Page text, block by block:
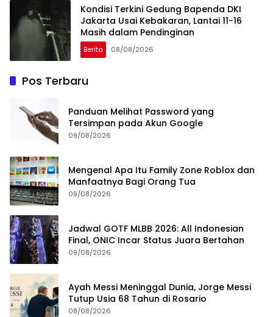
Kondisi Terkini Gedung Bapenda DKI
Jakarta Usai Kebakaran, Lantai 11-16
Masih dalam Pendinginan
Berita 08/08/2026
Pos Terbaru
Panduan Melihat Password yang
Tersimpan pada Akun Google
09/08/2026
Mengenal Apa Itu Family Zone Roblox dan
Manfaatnya Bagi Orang Tua
09/08/2026
Jadwal GOTF MLBB 2026: All Indonesian
Final, ONIC Incar Status Juara Bertahan
09/08/2026
Ayah Messi Meninggal Dunia, Jorge Messi
Tutup Usia 68 Tahun di Rosario
08/08/2026